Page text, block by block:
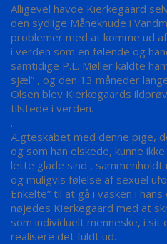
Alligevel havde Kierkegaard
den sydlige Måneknude i
problemer med at komme ud
i verden som en følende og
samtidige P.L. Møller kaldte
sjæl” , og den 13 måneder
Olsen blev Kierkegaards
tilstede i verden.
.
Ægteskabet med denne pige,
og som han elskede, kunne
lette glade sind ,
og muligvis følelse af sexuel
Enkelte” til at gå i vasken i
nøjedes Kierkegaard med at
som individuelt menneske, i sit
realisere det fuldt ud.